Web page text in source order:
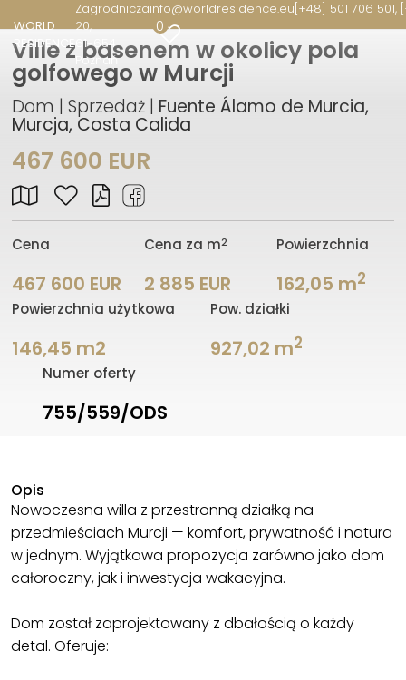
WORLD
RESIDENCE
Zagrodnicza
20
61-654
Poznań
info@worldresidence.eu[+48] 501 706
0
Ville z basenem w okolicy pola
golfowego w Murcji
Dom | Sprzedaż | Fuente Álamo de Murcia,
Murcja, Costa Calida
467 600 EUR
Cena
467 600 EUR
Cena za m2
2 885 EUR
Powierzchnia
162,05 m2
Powierzchnia użytkowa
146,45 m2
Pow. działki
927,02 m2
Numer oferty
755/559/ODS
Opis
Nowoczesna willa z przestronną działką na
przedmieściach Murcji — komfort, prywatność i natura
w jednym. Wyjątkowa propozycja zarówno jako dom
całoroczny, jak i inwestycja wakacyjna.
Dom został zaprojektowany z dbałością o każdy
detal. Oferuje: